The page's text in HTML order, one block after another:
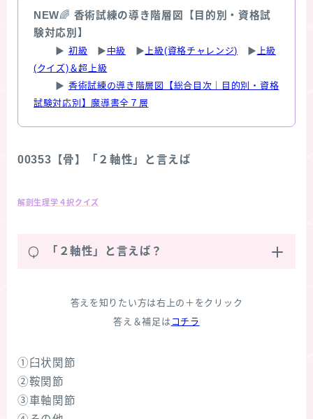
NEW🌈 香術試練の導き階層図【目的別・資格試
験対応別】
▶ 初級 ▶ 中級 ▶ 上級(資格チャレンジ) ▶ 上級
(クイズ)＆超上級
▶ 香術試練の導き階層図【総合目次｜目的別・資格
試験対応別】魔導書全７層
00353【骨】「２軸性」と言えば
解剖生理学４択クイズ
Q 「２軸性」と言えば？
答えを知りたい方は右上の＋をクリック
答え＆補足は コチラ
①臼状関節
②鞍関節
③車軸関節